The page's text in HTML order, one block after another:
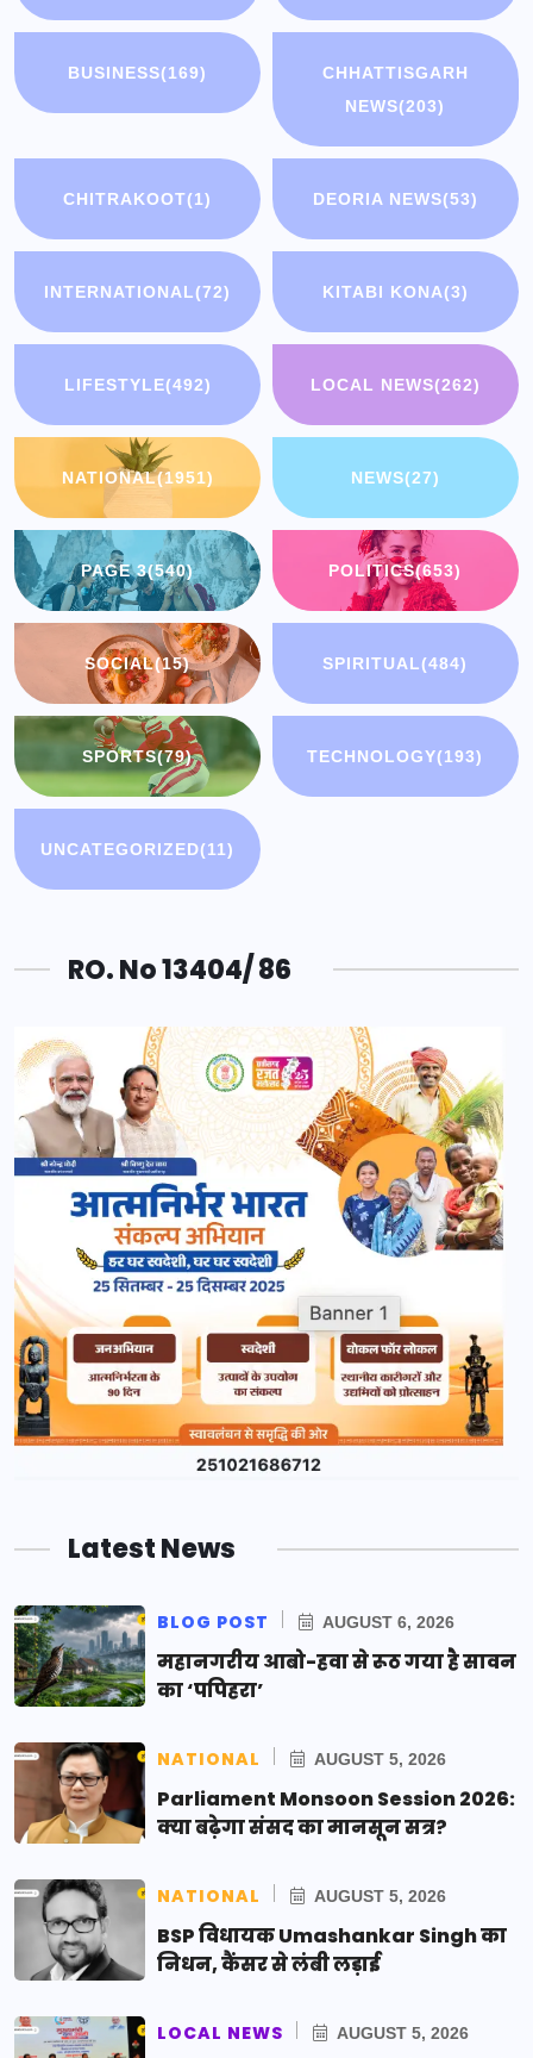
BUSINESS(169)
CHHATTISGARH
NEWS(203)
CHITRAKOOT(1) DEORIA NEWS(53)
INTERNATIONAL(72) KITABI KONA(3)
LIFESTYLE(492) LOCAL NEWS(262)
NATIONAL(1951) NEWS(27)
PAGE 3(540) POLITICS(653)
SOCIAL(15) SPIRITUAL(484)
SPORTS(79) TECHNOLOGY(193)
UNCATEGORIZED(11)
RO. No 13404/ 86
Latest News
BLOG POST AUGUST 6, 2026
महानगरीय आबो-हवा से रूठ गया है सावन
का ‘पपिहरा’
NATIONAL AUGUST 5, 2026
Parliament Monsoon Session 2026:
क्या बढ़ेगा संसद का मानसून सत्र?
NATIONAL AUGUST 5, 2026
BSP विधायक Umashankar Singh का
निधन, कैंसर से लंबी लड़ाई
LOCAL NEWS AUGUST 5, 2026